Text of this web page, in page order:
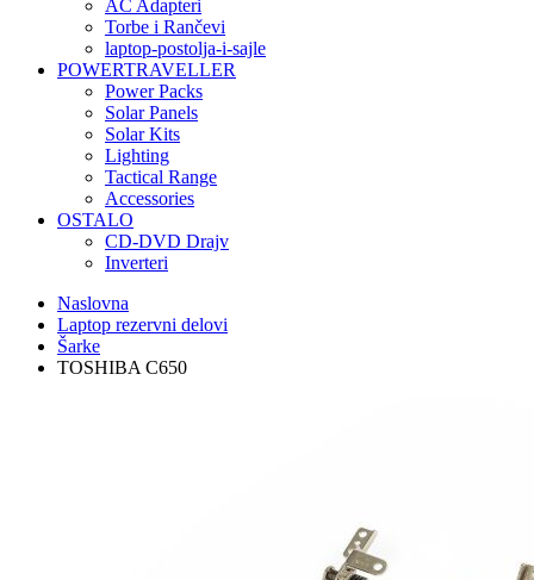
AC Adapteri
Torbe i Rančevi
laptop-postolja-i-sajle
POWERTRAVELLER
Power Packs
Solar Panels
Solar Kits
Lighting
Tactical Range
Accessories
OSTALO
CD-DVD Drajv
Inverteri
Naslovna
Laptop rezervni delovi
Šarke
TOSHIBA C650